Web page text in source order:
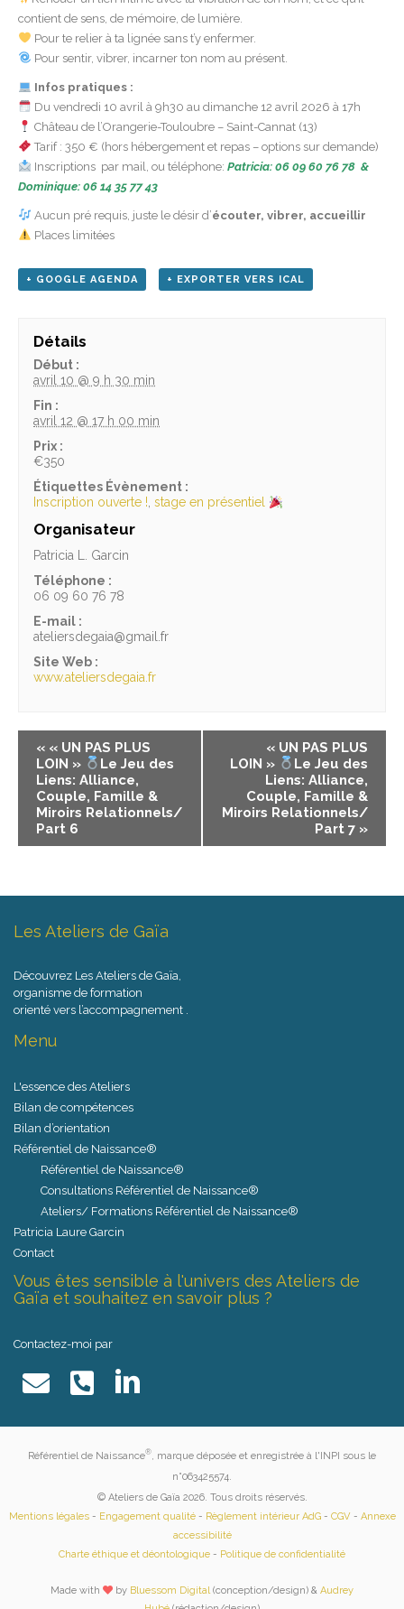
contient de sens, de mémoire, de lumière.
Pour te relier à ta lignée sans t’y enfermer.
Pour sentir, vibrer, incarner ton nom au présent.
Infos pratiques :
Du vendredi 10 avril à 9h30 au dimanche 12 avril 2026 à 17h
Château de l’Orangerie-Touloubre – Saint-Cannat (13)
Tarif : 350 € (hors hébergement et repas – options sur demande)
Inscriptions par mail, ou téléphone: Patricia: 06 09 60 76 78 &
Dominique: 06 14 35 77 43
Aucun pré requis, juste le désir d’écouter, vibrer, accueillir
Places limitées
+ GOOGLE AGENDA + EXPORTER VERS ICAL
Détails
Début :
avril 10 @ 9 h 30 min
Fin :
avril 12 @ 17 h 00 min
Prix :
€350
Étiquettes Évènement :
Inscription ouverte !,stage en présentiel
Organisateur
Patricia L. Garcin
Téléphone :
06 09 60 76 78
E-mail :
ateliersdegaia@gmail.fr
Site Web :
www.ateliersdegaia.fr
« « UN PAS PLUS
LOIN »
Le Jeu des
Liens: Alliance,
Couple, Famille &
Miroirs Relationnels/
Part 6
« UN PAS PLUS
LOIN »
Le Jeu des
Liens: Alliance,
Couple, Famille &
Miroirs Relationnels/
Part 7 »
Les Ateliers de Gaïa
Découvrez Les Ateliers de Gaïa,
organisme de formation
orienté vers l’accompagnement .
Menu
L'essence des Ateliers
Bilan de compétences
Bilan d’orientation
Référentiel de Naissance®
Référentiel de Naissance®
Consultations Référentiel de Naissance®
Ateliers/ Formations Référentiel de Naissance®
Patricia Laure Garcin
Contact
Vous êtes sensible à l'univers des Ateliers de
Gaïa et souhaitez en savoir plus ?
Contactez-moi par
Référentiel de Naissance®
, marque déposée et enregistrée à l'INPI sous le
n°063425574.
© Ateliers de Gaïa 2026. Tous droits réservés.
Mentions légales- Engagement qualité- Règlement intérieur AdG- CGV- Annexe
accessibilité
Charte éthique et déontologique - Politique de confidentialité
Made with by Bluessom Digital (conception/design) & Audrey